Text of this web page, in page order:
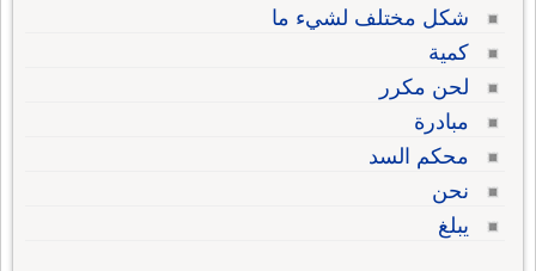
شكل مختلف لشيء ما
كمية
لحن مكرر
مبادرة
محكم السد
نحن
يبلغ